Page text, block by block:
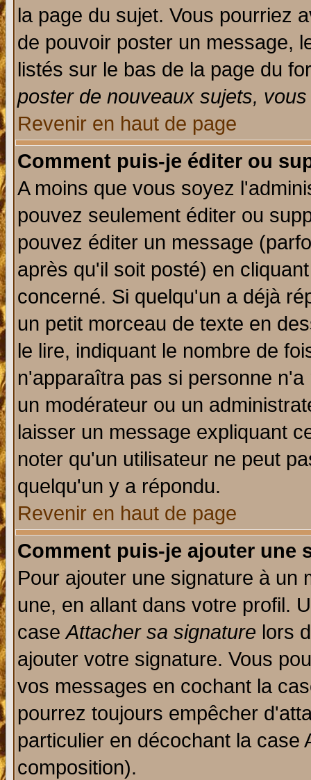
la page du sujet. Vous pourriez
de pouvoir poster un message,
listés sur le bas de la page du
poster de nouveaux sujets,
Revenir en haut de page
Comment puis-je éditer ou
A moins que vous soyez
pouvez seulement éditer ou
pouvez éditer un message
après qu'il soit posté) en
concerné. Si quelqu'un a déjà
un petit morceau de texte en
le lire, indiquant le nombre de
n'apparaîtra pas si personne
un modérateur ou un
laisser un message expliquant
noter qu'un utilisateur ne peut
quelqu'un y a répondu.
Revenir en haut de page
Comment puis-je ajouter une
Pour ajouter une signature à un
une, en allant dans votre profil.
caseAttacher sa signature lors
ajouter votre signature. Vous
vos messages en cochant la
pourrez toujours empêcher
particulier en décochant la
composition).